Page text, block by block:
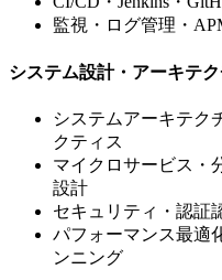
監視・ログ管理・
システム設計・アーキテ
システムアーキテク
クティス
マイクロサービス・
設計
セキュリティ・認証
パフォーマンス最適
ンニング